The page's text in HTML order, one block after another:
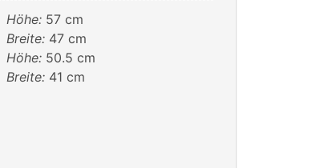
Höhe: 57 cm
Breite: 47 cm
Höhe: 50.5 cm
Breite: 41 cm